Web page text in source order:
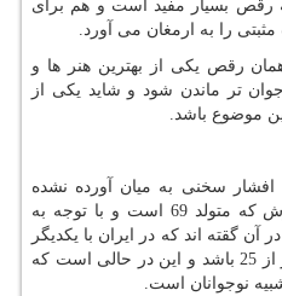
رقص بسیار مفید است و هم برای
را به ارمغان می آورد.
رقص یکی از بهترین هنر ها و
تر ماندن شود و شاید یکی از
موضوع باشد.
سخنی به میان آورده نشده
است اما با توجه به سن همسرش که متولد 69 است و با توجه به
آن گقته اند که در ایران با یکدیگر
که
نوجوانان است.